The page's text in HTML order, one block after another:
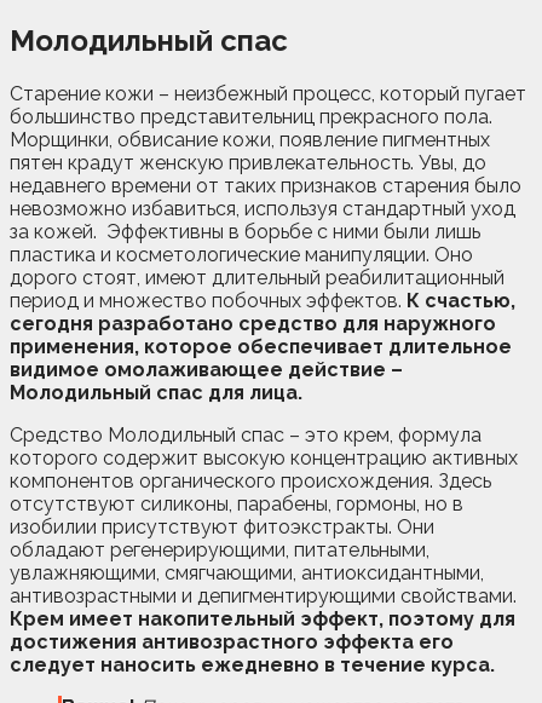
Молодильный спас
Старение кожи – неизбежный процесс, который пугает
большинство представительниц прекрасного пола.
Морщинки, обвисание кожи, появление пигментных
пятен крадут женскую привлекательность. Увы, до
недавнего времени от таких признаков старения было
невозможно избавиться, используя стандартный уход
за кожей. Эффективны в борьбе с ними были лишь
пластика и косметологические манипуляции. Оно
дорого стоят, имеют длительный реабилитационный
период и множество побочных эффектов. К счастью,
сегодня разработано средство для наружного
применения, которое обеспечивает длительное
видимое омолаживающее действие –
Молодильный спас для лица.
Средство Молодильный спас – это крем, формула
которого содержит высокую концентрацию активных
компонентов органического происхождения. Здесь
отсутствуют силиконы, парабены, гормоны, но в
изобилии присутствуют фитоэкстракты. Они
обладают регенерирующими, питательными,
увлажняющими, смягчающими, антиоксидантными,
антивозрастными и депигментирующими свойствами.
Крем имеет накопительный эффект, поэтому для
достижения антивозрастного эффекта его
следует наносить ежедневно в течение курса.